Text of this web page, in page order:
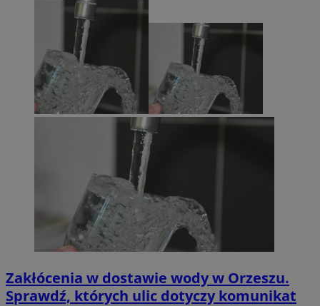
Zakłócenia w dostawie wody w Orzeszu.
Sprawdź, których ulic dotyczy komunikat